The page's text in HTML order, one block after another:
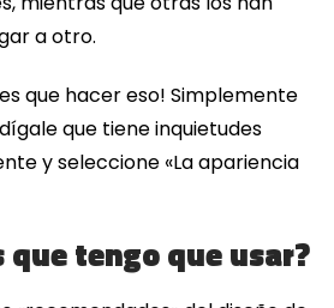
a otro.
que hacer eso! Simplemente
que tiene inquietudes
y seleccione «La apariencia
que tengo que usar?